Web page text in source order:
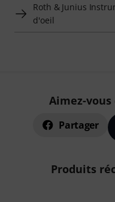
Roth & Junius
d'oeil
Aimez-vous
Partager
Produits